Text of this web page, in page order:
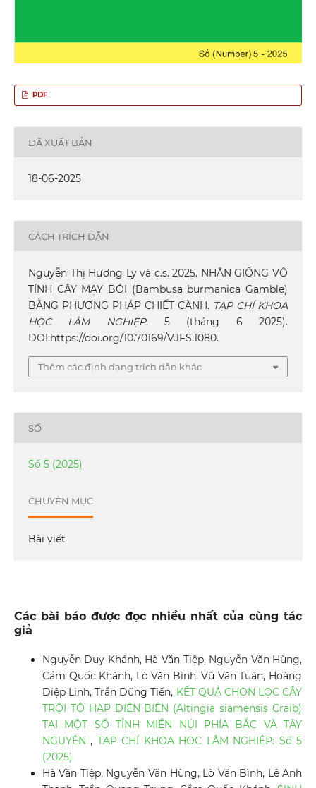
PDF
ĐÃ XUẤT BẢN
18-06-2025
CÁCH TRÍCH DẪN
Nguyễn Thị Hương Ly và c.s. 2025. NHÂN GIỐNG VÔ
TÍNH CÂY MẠY BÓI (Bambusa burmanica Gamble)
BẰNG PHƯƠNG PHÁP CHIẾT CÀNH. TẠP CHÍ KHOA
HỌC LÂM NGHIỆP. 5 (tháng 6 2025).
DOI:https://doi.org/10.70169/VJFS.1080.
Thêm các định dạng trích dẫn khác
SỐ
Số 5 (2025)
CHUYÊN MỤC
Bài viết
Các bài báo được đọc nhiều nhất của cùng tác
giả
Nguyễn Duy Khánh, Hà Văn Tiệp, Nguyễn Văn Hùng,
Cầm Quốc Khánh, Lò Văn Bình, Vũ Văn Tuân, Hoàng
Diệp Linh, Trần Dũng Tiến, KẾT QUẢ CHỌN LỌC CÂY
TRỘI TÔ HẠP ĐIỆN BIÊN (Altingia siamensis Craib)
TẠI MỘT SỐ TỈNH MIỀN NÚI PHÍA BẮC VÀ TÂY
NGUYÊN, TẠP CHÍ KHOA HỌC LÂM NGHIỆP: Số 5
(2025)
Hà Văn Tiệp, Nguyễn Văn Hùng, Lò Văn Bình, Lê Anh